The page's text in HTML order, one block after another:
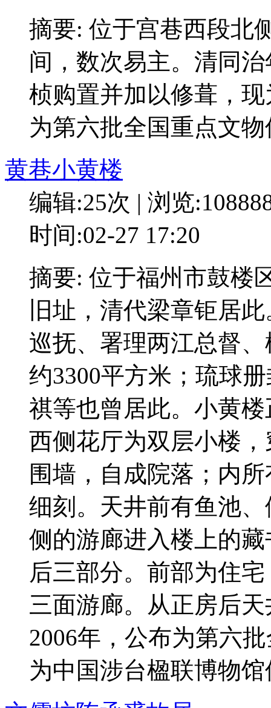
摘要: 位于宫巷西段北
间，数次易主。清同
桢购置并加以修葺，
为第六批全国重点文
黄巷小黄楼
编辑:25次 | 浏览
时间:02-27 17:20
摘要: 位于福州市鼓楼
旧址，清代梁章钜居
巡抚、署理两江总督
约3300平方米；琉球
祺等也曾居此。小黄
西侧花厅为双层小楼
围墙，自成院落；内
细刻。天井前有鱼池
侧的游廊进入楼上的
后三部分。前部为住
三面游廊。从正房后
2006年，公布为第六
为中国涉台楹联博物